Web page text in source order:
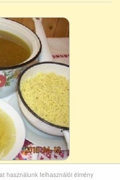
használunk felhasználói élmény